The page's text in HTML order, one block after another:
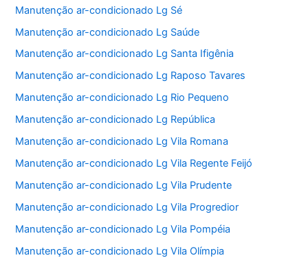
Manutenção ar-condicionado Lg Sé
Manutenção ar-condicionado Lg Saúde
Manutenção ar-condicionado Lg Santa Ifigênia
Manutenção ar-condicionado Lg Raposo Tavares
Manutenção ar-condicionado Lg Rio Pequeno
Manutenção ar-condicionado Lg República
Manutenção ar-condicionado Lg Vila Romana
Manutenção ar-condicionado Lg Vila Regente Feijó
Manutenção ar-condicionado Lg Vila Prudente
Manutenção ar-condicionado Lg Vila Progredior
Manutenção ar-condicionado Lg Vila Pompéia
Manutenção ar-condicionado Lg Vila Olímpia